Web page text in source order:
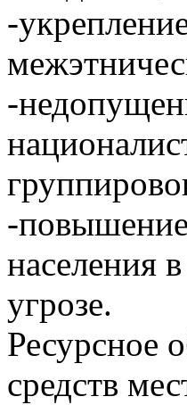
-
-
-повышение
населения
угрозе.
Ресурсное
средств